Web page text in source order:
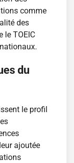
comme
des
le TOEIC
du
le profil
ajoutée